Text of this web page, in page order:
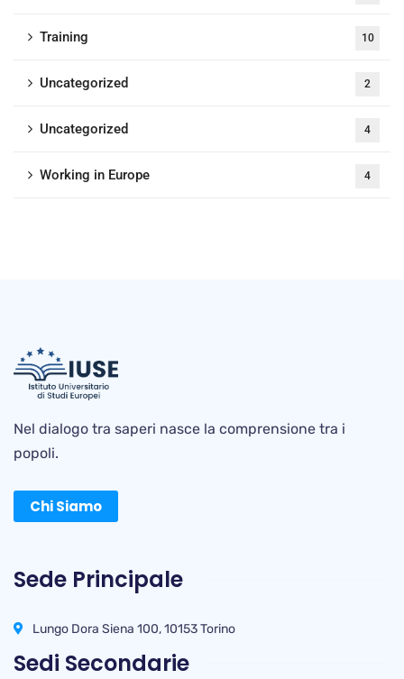
Training 10
Uncategorized 2
Uncategorized 4
Working in Europe 4
Nel dialogo tra saperi nasce la comprensione tra i
popoli.
Chi Siamo
Sede Principale
Lungo Dora Siena 100, 10153 Torino
Sedi Secondarie